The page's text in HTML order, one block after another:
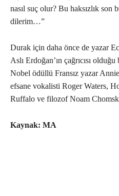
nasıl suç olur? Bu haksızlık son
dilerim…”
Durak için daha önce de yazar
Aslı Erdoğan’ın çağrıcısı
Nobel ödüllü Fransız yazar
efsane vokalisti Roger Waters,
Ruffalo ve filozof Noam
Kaynak: MA